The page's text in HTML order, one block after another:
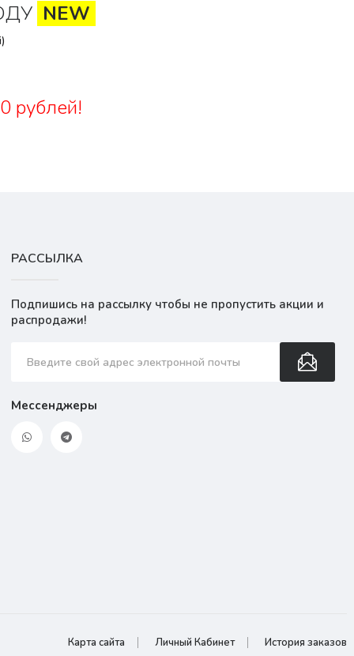
NEW
рублей!
РАССЫЛКА
Подпишись на рассылку чтобы не пропустить акции и
распродажи!
Мессенджеры
Карта сайта Личный Кабинет История заказов